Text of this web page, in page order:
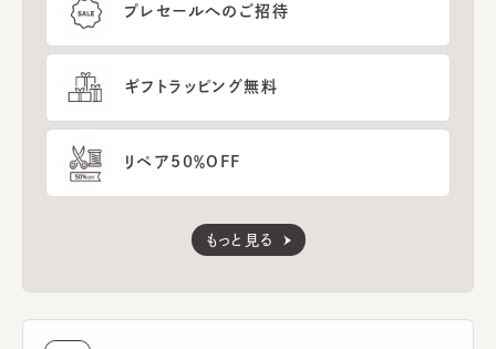
プレセールへのご招待
ギフトラッピング無料
リペア50％OFF
もっと見る